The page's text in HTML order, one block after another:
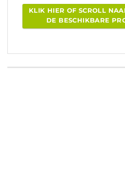
KLIK HIER OF SCROLL
DE BESCHIKBARE